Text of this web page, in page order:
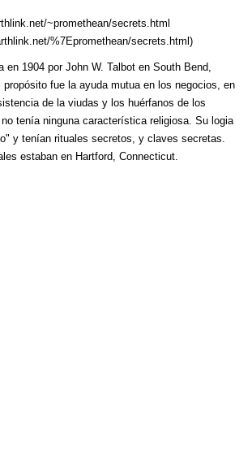
~promethean/secrets.html
%7Epromethean/secrets.html)
en 1904 por John W. Talbot en South Bend,
propósito fue la ayuda mutua en los negocios, en
de la viudas y los huérfanos de los
tenía ninguna característica religiosa. Su logia
y tenían rituales secretos, y claves secretas.
estaban en Hartford, Connecticut.